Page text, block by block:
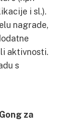
i sl.).
nagrade,
aktivnosti.
s
za